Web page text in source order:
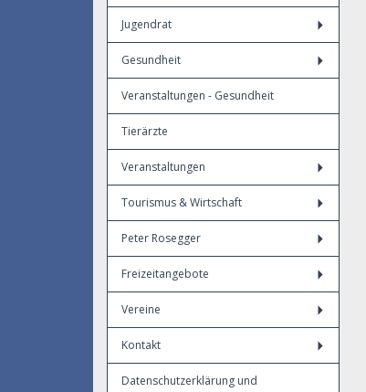
Jugendrat
Gesundheit
Veranstaltungen - Gesundheit
Tierärzte
Veranstaltungen
Tourismus & Wirtschaft
Peter Rosegger
Freizeitangebote
Vereine
Kontakt
Datenschutzerklärung und